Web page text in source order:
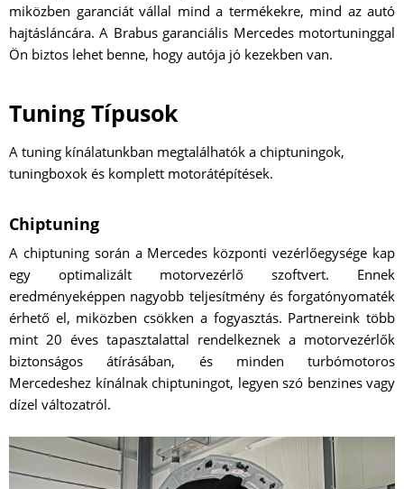
miközben garanciát vállal mind a termékekre, mind az autó
hajtásláncára. A Brabus garanciális Mercedes motortuninggal
Ön biztos lehet benne, hogy autója jó kezekben van.
Tuning Típusok
A tuning kínálatunkban megtalálhatók a chiptuningok,
tuningboxok és komplett motorátépítések.
Chiptuning
A chiptuning során a Mercedes központi vezérlőegysége kap
egy optimalizált motorvezérlő szoftvert. Ennek
eredményeképpen nagyobb teljesítmény és forgatónyomaték
érhető el, miközben csökken a fogyasztás. Partnereink több
mint 20 éves tapasztalattal rendelkeznek a motorvezérlők
biztonságos átírásában, és minden turbómotoros
Mercedeshez kínálnak chiptuningot, legyen szó benzines vagy
dízel változatról.